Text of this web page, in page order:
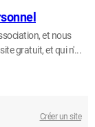
et nous
gratuit, et qui n'...
Créer un site